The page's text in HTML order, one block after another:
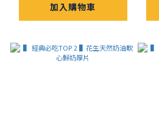
加入購物車